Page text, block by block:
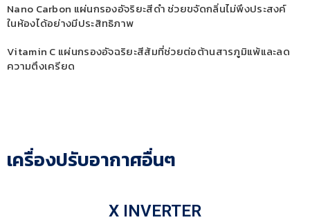
Nano Carbon แผ่นกรองอัจริยะสีดำ ช่วยขจัดกลิ่นไม่พึงประสงค์
ในห้องได้อย่างมีประสิทธิภาพ
Vitamin C แผ่นกรองอัจฉริยะสีส้มที่ช่วยต่อต้านสารภูมิแพ้และลด
ความตึงเครียด
เครื่องปรับอากาศอื่นๆ
X INVERTER